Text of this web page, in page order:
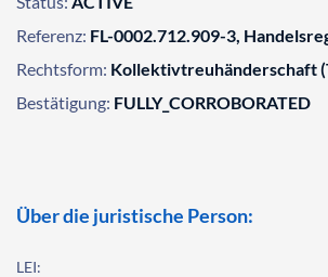
Referenz: FL-0002.712.909-3,
Rechtsform: Kollektivtreuhänderschaft
Bestätigung: FULLY_CORROBORATED
Über die juristische Person:
LEI: